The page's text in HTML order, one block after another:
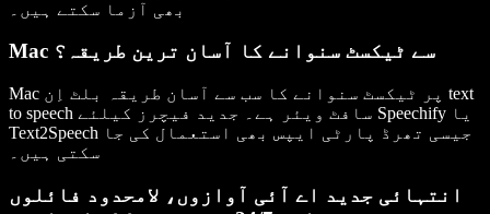
بھی آزما سکتے ہیں۔
Mac سے ٹیکسٹ سنوانے کا آسان ترین طریقہ؟
Mac پر ٹیکسٹ سنوانے کا سب سے آسان طریقہ بلٹ اِن text
to speech سافٹ ویئر ہے۔ جدید فیچرز کیلئے Speechify یا
Text2Speech جیسی تھرڈ پارٹی ایپس بھی استعمال کی جا
سکتی ہیں۔
انتہائی جدید اے آئی آوازوں، لامحدود فائلوں